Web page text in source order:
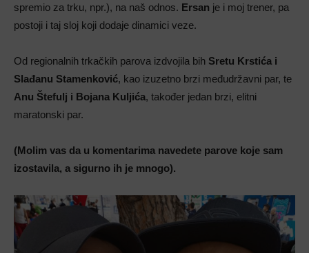
spremio za trku, npr.), na naš odnos. Ersan je i moj trener, pa
postoji i taj sloj koji dodaje dinamici veze.
Od regionalnih trkačkih parova izdvojila bih Sretu Krstića i
Slađanu Stamenković, kao izuzetno brzi međudržavni par, te
Anu Štefulj i Bojana Kuljića, također jedan brzi, elitni
maratonski par.
(Molim vas da u komentarima navedete parove koje sam
izostavila, a sigurno ih je mnogo).